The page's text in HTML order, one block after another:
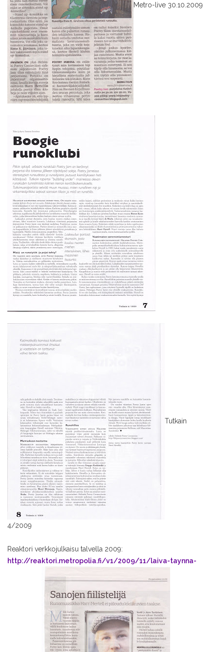
Metro-live 30.10.2009
Tutkain
4/2009
Reaktori verkkojulkaisu talvella 2009:
http://reaktori.metropolia.fi/v1/2009/11/laiva-taynna-